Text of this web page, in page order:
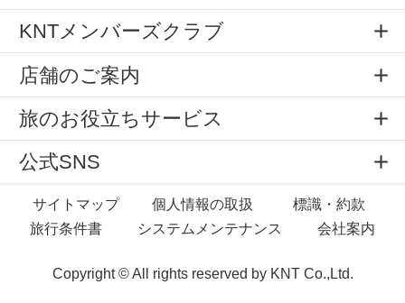
KNTメンバーズクラブ
店舗のご案内
旅のお役立ちサービス
公式SNS
サイトマップ 個人情報の取扱
標識・約款
旅行条件書
システムメンテナンス 会社案内
Copyright © All rights reserved by KNT Co.,Ltd.